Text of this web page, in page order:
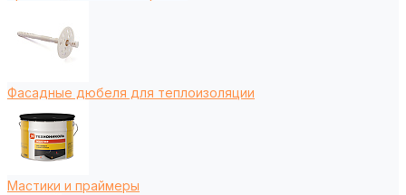
Фасадные дюбеля для теплоизоляции
Мастики и праймеры